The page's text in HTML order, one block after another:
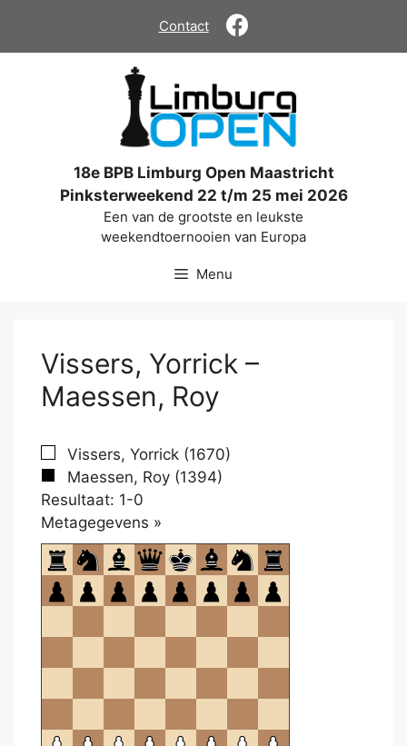
de
Contact
18e BPB Limburg Open Maastricht
Pinksterweekend 22 t/m 25 mei 2026
Een van de grootste en leukste
weekendtoernooien van Europa
Menu
Vissers, Yorrick –
Maessen, Roy
Vissers, Yorrick (1670)
Maessen, Roy (1394)
Resultaat: 1-0
Metagegevens »
om
te
openen.